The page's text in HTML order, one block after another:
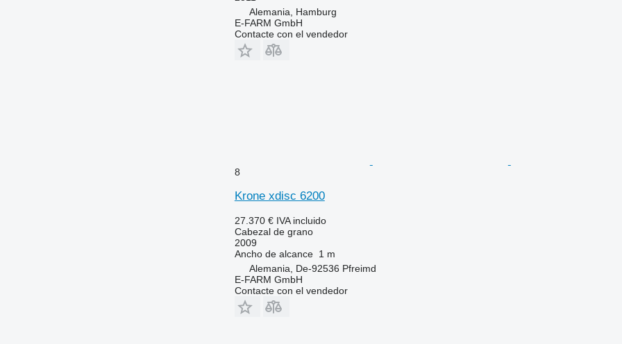
Alemania, Hamburg
E-FARM GmbH
Contacte con el vendedor
8
Krone xdisc 6200
27.370 € IVA incluido
Cabezal de grano
2009
Ancho de alcance 1 m
Alemania, De-92536 Pfreimd
E-FARM GmbH
Contacte con el vendedor